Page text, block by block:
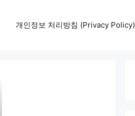
개인정보 처리방침 (Privacy Policy)